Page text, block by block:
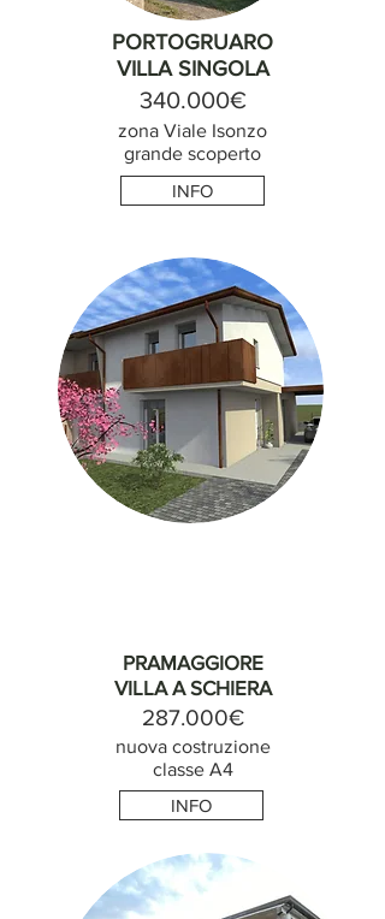
PORTOGRUARO
VILLA SINGOLA
340.000€
zona Viale Isonzo
grande scoperto
INFO
PRAMAGGIORE
VILLA A SCHIERA
287.000€
nuova costruzione
classe A4
INFO